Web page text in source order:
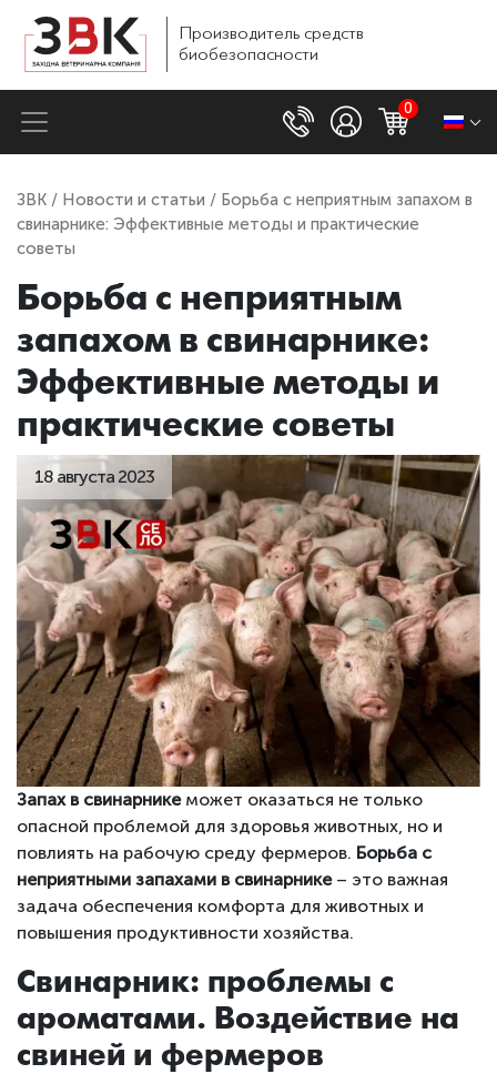
Производитель средств
биобезопасности
0
ЗВК / Новости и статьи / Борьба с неприятным запахом в
свинарнике: Эффективные методы и практические
советы
Борьба с неприятным
запахом в свинарнике:
Эффективные методы и
практические советы
18 августа 2023
Запах в свинарникеможет оказаться не только
опасной проблемой для здоровья животных, но и
повлиять на рабочую среду фермеров. Борьба с
неприятными запахами в свинарнике– это важная
задача обеспечения комфорта для животных и
повышения продуктивности хозяйства.
Свинарник: проблемы с
ароматами. Воздействие на
свиней и фермеров